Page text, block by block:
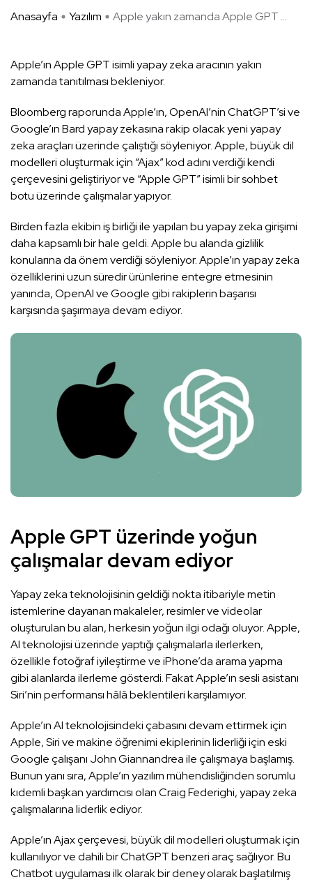
Anasayfa Yazılım Apple yakın zamanda Apple GPT ...
Apple’ın Apple GPT isimli yapay zeka aracının yakın
zamanda tanıtılması bekleniyor.
Bloomberg raporunda Apple’ın, OpenAI’nin ChatGPT’si ve
Google’ın Bard yapay zekasına rakip olacak yeni yapay
zeka araçları üzerinde çalıştığı söyleniyor. Apple, büyük dil
modelleri oluşturmak için “Ajax” kod adını verdiği kendi
çerçevesini geliştiriyor ve “Apple GPT” isimli bir sohbet
botu üzerinde çalışmalar yapıyor.
Birden fazla ekibin iş birliği ile yapılan bu yapay zeka girişimi
daha kapsamlı bir hale geldi. Apple bu alanda gizlilik
konularına da önem verdiği söyleniyor. Apple’ın yapay zeka
özelliklerini uzun süredir ürünlerine entegre etmesinin
yanında, OpenAI ve Google gibi rakiplerin başarısı
karşısında şaşırmaya devam ediyor.
Apple GPT üzerinde yoğun
çalışmalar devam ediyor
Yapay zeka teknolojisinin geldiği nokta itibariyle metin
istemlerine dayanan makaleler, resimler ve videolar
oluşturulan bu alan, herkesin yoğun ilgi odağı oluyor. Apple,
AI teknolojisi üzerinde yaptığı çalışmalarla ilerlerken,
özellikle fotoğraf iyileştirme ve iPhone’da arama yapma
gibi alanlarda ilerleme gösterdi. Fakat Apple’ın sesli asistanı
Siri’nin performansı hâlâ beklentileri karşılamıyor.
Apple’ın AI teknolojisindeki çabasını devam ettirmek için
Apple, Siri ve makine öğrenimi ekiplerinin liderliği için eski
Google çalışanı John Giannandrea ile çalışmaya başlamış.
Bunun yanı sıra, Apple’ın yazılım mühendisliğinden sorumlu
kıdemli başkan yardımcısı olan Craig Federighi, yapay zeka
çalışmalarına liderlik ediyor.
Apple’ın Ajax çerçevesi, büyük dil modelleri oluşturmak için
kullanılıyor ve dahili bir ChatGPT benzeri araç sağlıyor. Bu
Chatbot uygulaması ilk olarak bir deney olarak başlatılmış